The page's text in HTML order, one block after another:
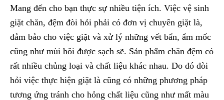
Mang đến cho bạn thực sự nhiều tiện ích. Việc vệ sinh
giặt chăn, đệm đòi hỏi phải có đơn vị chuyên giặt là,
đảm bảo cho việc giặt và xử lý những vết bẩn, ẩm mốc
cũng như mùi hôi được sạch sẽ. Sản phẩm chăn đệm có
rất nhiều chủng loại và chất liệu khác nhau. Do đó đòi
hỏi việc thực hiện giặt là cũng có những phương pháp
tương ứng tránh cho hỏng chất liệu cũng như mất màu